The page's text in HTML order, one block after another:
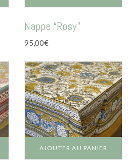
Nappe “Rosy”
95,00€
AJOUTER AU PANIER